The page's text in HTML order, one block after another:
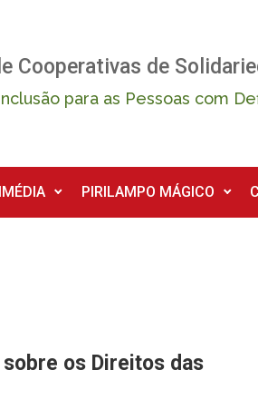
Cooperativas de
para as Pessoas com
PIRILAMPO MÁGICO
os Direitos das